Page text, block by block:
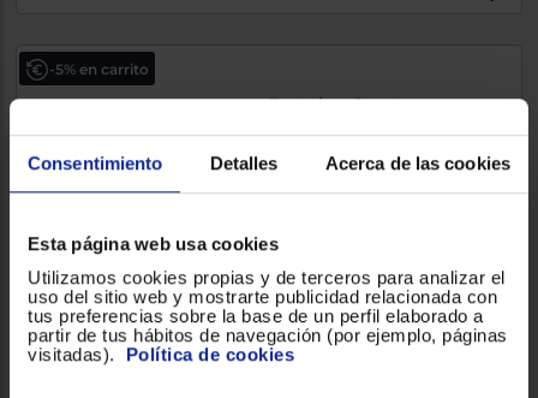
Consentimiento Detalles Acerca de las cookies
Esta página web usa cookies
Utilizamos cookies propias y de terceros para analizar el
uso del sitio web y mostrarte publicidad relacionada con
tus preferencias sobre la base de un perfil elaborado a
partir de tus hábitos de navegación (por ejemplo, páginas
visitadas). Política de cookies
-5% en carrito
Tostadora Cecotec
DOUBLE B
1350W, Negro , Botón
detener/cancelar
32,90 €
Comparar